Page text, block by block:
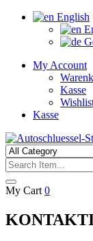
English
My Account
Kasse
Kasse
My Cart 0